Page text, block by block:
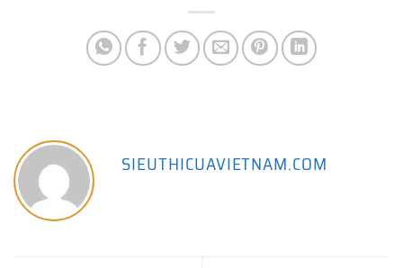
SIEUTHICUAVIETNAM.COM